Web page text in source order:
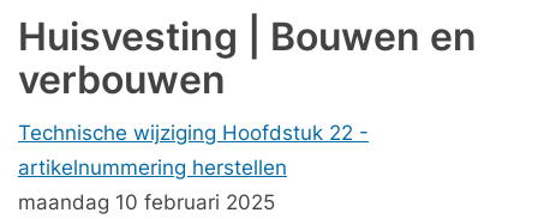
Huisvesting | Bouwen en
verbouwen
Technische wijziging Hoofdstuk 22 -
artikelnummering herstellen
maandag 10 februari 2025